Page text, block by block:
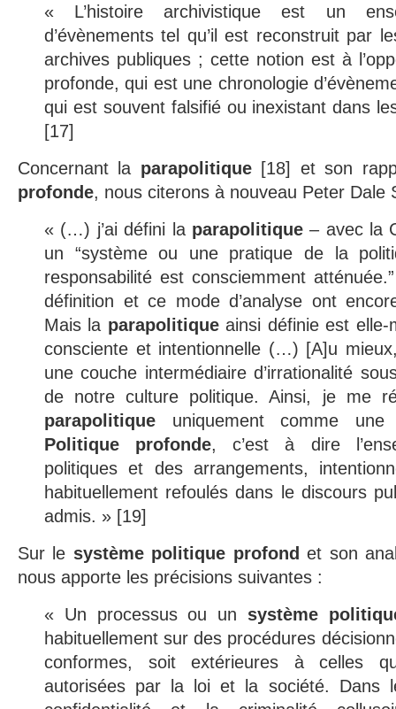
« L’histoire archivistique est un
d’évènements tel qu’il est reconstruit par
archives publiques ; cette notion est à
profonde, qui est une chronologie
qui est souvent falsifié ou inexistant dans
[17]
Concernant la parapolitique [18] et son
profonde, nous citerons à nouveau Peter Dale
« (…) j’ai défini la parapolitique– avec la
un “système ou une pratique de la
responsabilité est consciemment
définition et ce mode d’analyse ont
Mais la parapolitiqueainsi définie est
consciente et intentionnelle (…) [A]u
une couche intermédiaire d’irrationalité
de notre culture politique. Ainsi, je me
parapolitique uniquement comme
Politique profonde, c’est à dire
politiques et des arrangements,
habituellement refoulés dans le discours
admis. » [19]
Sur le système politique profond et son
nous apporte les précisions suivantes :
« Un processus ou un système
habituellement sur des procédures
conformes, soit extérieures à celles
autorisées par la loi et la société. Dans